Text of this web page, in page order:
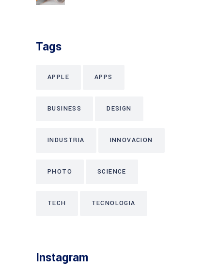
Tags
APPLE APPS
BUSINESS DESIGN
INDUSTRIA INNOVACION
PHOTO SCIENCE
TECH TECNOLOGIA
Instagram